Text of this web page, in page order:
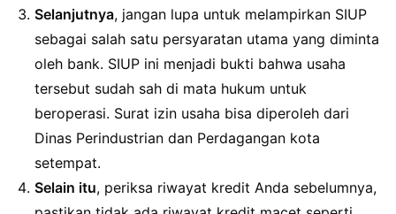
Selanjutnya, jangan lupa untuk melampirkan SIUP
sebagai salah satu persyaratan utama yang diminta
oleh bank. SIUP ini menjadi bukti bahwa usaha
tersebut sudah sah di mata hukum untuk
beroperasi. Surat izin usaha bisa diperoleh dari
Dinas Perindustrian dan Perdagangan kota
setempat.
Selain itu, periksa riwayat kredit Anda sebelumnya,